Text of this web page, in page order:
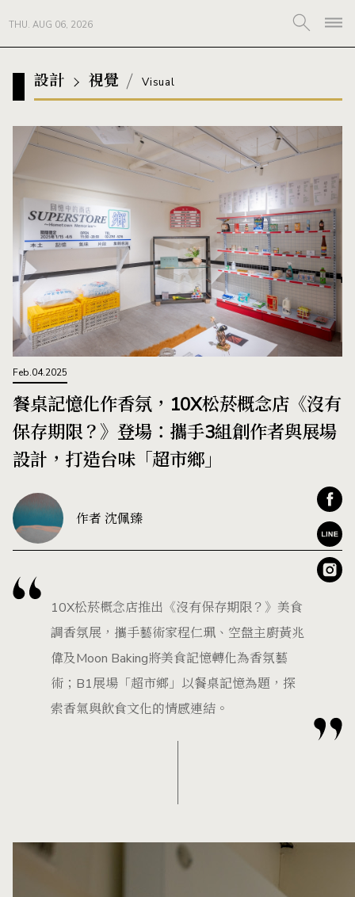
THU. AUG 06, 2026
設計 視覺 Visual
Feb.04.2025
餐桌記憶化作香氛，10X松菸概念店《沒有
保存期限？》登場：攜手3組創作者與展場
設計，打造台味「超市鄉」
作者 沈佩臻
10X松菸概念店推出《沒有保存期限？》美食
調香氛展，攜手藝術家程仁珮、空盤主廚黃兆
偉及Moon Baking將美食記憶轉化為香氛藝
術；B1展場「超市鄉」以餐桌記憶為題，探
索香氣與飲食文化的情感連結。